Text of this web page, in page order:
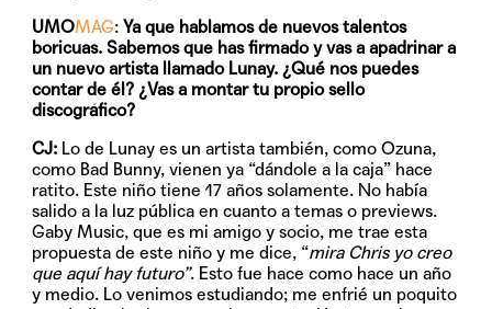
UMOMAG: Ya que hablamos de nuevos talentos
boricuas. Sabemos que has firmado y vas a apadrinar a
un nuevo artista llamado Lunay. ¿Qué nos puedes
contar de él? ¿Vas a montar tu propio sello
discográfico?
CJ: Lo de Lunay es un artista también, como Ozuna,
como Bad Bunny, vienen ya “dándole a la caja” hace
ratito. Este niño tiene 17 años solamente. No había
salido a la luz pública en cuanto a temas o previews.
Gaby Music, que es mi amigo y socio, me trae esta
propuesta de este niño y me dice, “mira Chris yo creo
que aquí hay futuro”. Esto fue hace como hace un año
y medio. Lo venimos estudiando; me enfrié un poquito